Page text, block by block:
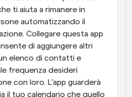
ti aiuta a rimanere in
automatizzando il
Collegare questa app
elenco di contatti e
frequenza desideri
con loro. L'app guarderà
il tuo calendario che quello